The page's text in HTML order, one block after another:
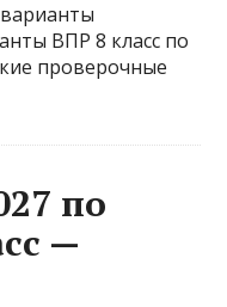
ВПР 8 класс по
проверочные
по
—